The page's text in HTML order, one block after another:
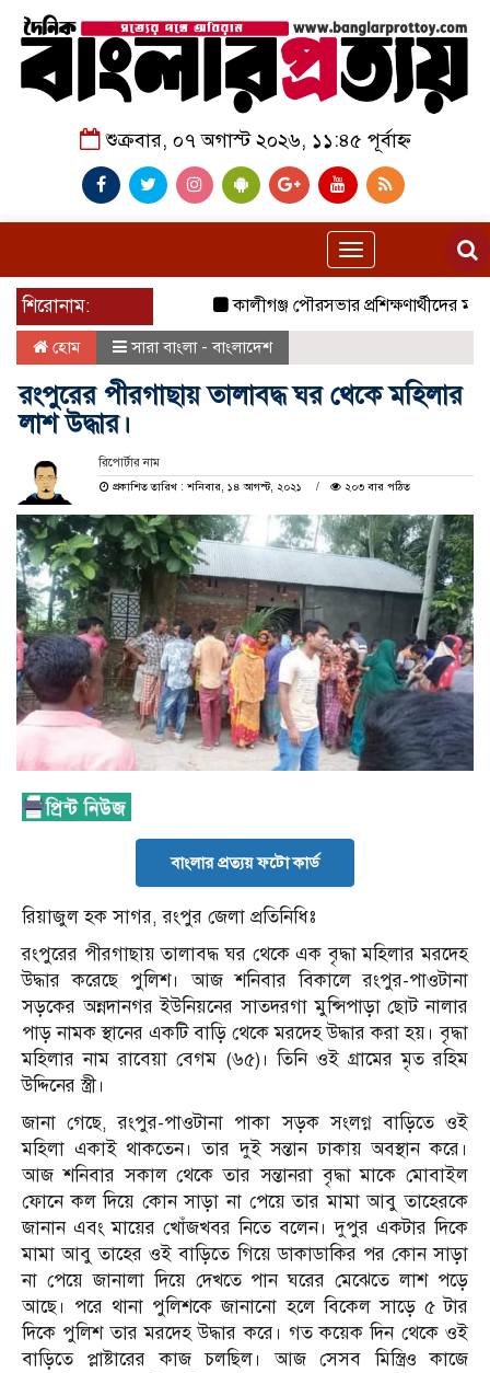
শুক্রবার, ০৭ অগাস্ট ২০২৬, ১১:৪৫ পূর্বাহ্ন
Toggle
navigation
শিরোনাম:
কালীগঞ্জ পৌরসভার প্রশিক্ষণার্থীদের মাঝে
হোম সারা বাংলা - বাংলাদেশ
রংপুরের পীরগাছায় তালাবদ্ধ ঘর থেকে মহিলার
লাশ উদ্ধার।
রিপোর্টার নাম
প্রকাশিত তারিখ : শনিবার, ১৪ আগস্ট, ২০২১
২০৩ বার পঠিত
বাংলার প্রত্যয় ফটো কার্ড
রিয়াজুল হক সাগর, রংপুর জেলা প্রতিনিধিঃ
রংপুরের পীরগাছায় তালাবদ্ধ ঘর থেকে এক বৃদ্ধা মহিলার মরদেহ
উদ্ধার করেছে পুলিশ। আজ শনিবার বিকালে রংপুর-পাওটানা
সড়কের অন্নদানগর ইউনিয়নের সাতদরগা মুন্সিপাড়া ছোট নালার
পাড় নামক স্থানের একটি বাড়ি থেকে মরদেহ উদ্ধার করা হয়। বৃদ্ধা
মহিলার নাম রাবেয়া বেগম (৬৫)। তিনি ওই গ্রামের মৃত রহিম
উদ্দিনের স্ত্রী।
জানা গেছে, রংপুর-পাওটানা পাকা সড়ক সংলগ্ন বাড়িতে ওই
মহিলা একাই থাকতেন। তার দুই সন্তান ঢাকায় অবস্থান করে।
আজ শনিবার সকাল থেকে তার সন্তানরা বৃদ্ধা মাকে মোবাইল
ফোনে কল দিয়ে কোন সাড়া না পেয়ে তার মামা আবু তাহেরকে
জানান এবং মায়ের খোঁজখবর নিতে বলেন। দুপুর একটার দিকে
মামা আবু তাহের ওই বাড়িতে গিয়ে ডাকাডাকির পর কোন সাড়া
না পেয়ে জানালা দিয়ে দেখতে পান ঘরের মেঝেতে লাশ পড়ে
আছে। পরে থানা পুলিশকে জানানো হলে বিকেল সাড়ে ৫ টার
দিকে পুলিশ তার মরদেহ উদ্ধার করে। গত কয়েক দিন থেকে ওই
বাড়িতে প্লাষ্টারের কাজ চলছিল। আজ সেসব মিস্ত্রিও কাজে